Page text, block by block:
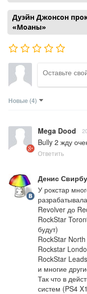
Дуэйн Джонсон
«Моаны»
Новые (4)
Mega Dood
Bully 2 жду
Ответить
Денис
У рокстар
Revolver до
RockStar
будут)
RockStar
Rockstar
RockStar
и многие
Так что в
систем (PS4